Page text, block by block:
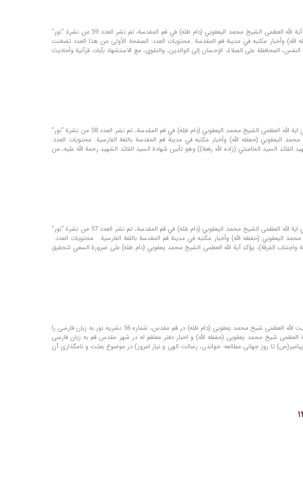
مؤسسة نور للتحقيق والنشر تحت إشراف مكتب سماحة المرجع الديني آية الله العظمى الشيخ محمد اليعقوبي (دام ظله) في قم المقدسة، تم نشر العدد 59 من نشرة "نور"
الله) وأخبار مكتبه في مدينة قم المقدسة. محتويات العدد: الصفحة الأولى من هذا العدد تضمّنت
المحافظة على الصلاة، الإحسان إلى الوالدين، والتقوى، مع الاستشهاد بآيات قرآنية وأحاديث
مؤسسة نور للترجمة و البحوث تحت إشراف مكتب سماحة المرجع الديني اية الله العظمى الشيخ محمد اليعقوبي (دام ظله) في قم المقدسة، تم نشر العدد 58 من نشرة "نور"
اليعقوبي (حفظه الله) وأخبار مكتبه في مدينة قم المقدسة باللغة الفارسية. محتويات العدد:
السید الخامنئي (زاده الله رفعة)) وهو تأبین شهادة السید القائد الشهید رحمة الله علیه، من
مؤسسة نور للترجمة و البحوث تحت إشراف مكتب سماحة المرجع الديني اية الله العظمى الشيخ محمد اليعقوبي (دام ظله) في قم المقدسة، تم نشر العدد 57 من نشرة "نور"
اليعقوبي (حفظه الله) وأخبار مكتبه في مدينة قم المقدسة باللغة الفارسية. محتويات العدد:
واجتناب الفرقة)، یؤكد آية الله العظمى الشيخ محمد يعقوبي (دام ظله) على ضرورة السعي لتحقيق
موسسه تحقیقاتی و انتشاراتی نور زیر نظر دفتر مرجع عالیقدر حضرت آیت الله العظمی شیخ محمد یعقوبی (دام ظله) در قم مقدس، شماره 56 نشریه نور به زبان فارسی را
العظمی شیخ محمد یعقوبی (حفظه الله) و اخبار دفتر معظم له در شهر مقدس قم به زبان فارسی
شماره حاوی عنوان (۲۷ رجب؛ از بعثت پیامبر(ص) تا روز جهانی مطالعه: خواندن، رسالت الهی و نیاز امروز) در موضوع بعثت و نامگذاری آن